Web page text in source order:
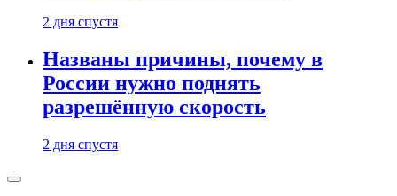
2 дня спустя
Названы причины, почему в
России нужно поднять
разрешённую скорость
2 дня спустя